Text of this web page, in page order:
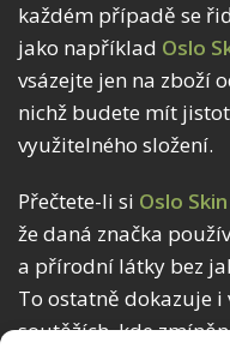
každém případě se
jako například Oslo
vsázejte jen na zboží
nichž budete mít
využitelného složení.
Přečtete-li si Oslo
že daná značka
a přírodní látky bez
To ostatně dokazuje
soutěžích, kde